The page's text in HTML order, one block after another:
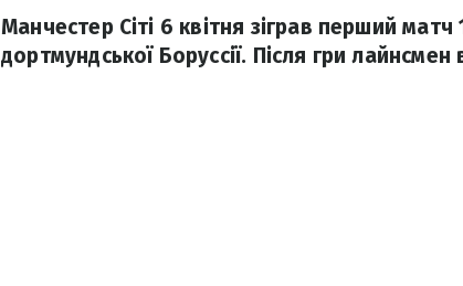
Манчестер Сіті 6 квітня зіграв перший
дортмундської Боруссії. Після гри